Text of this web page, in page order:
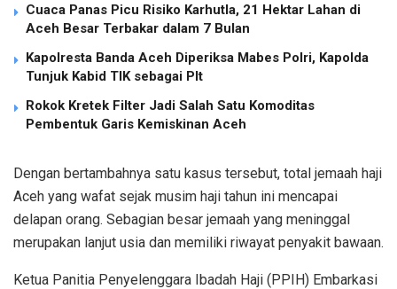
Cuaca Panas Picu Risiko Karhutla, 21 Hektar Lahan di
Aceh Besar Terbakar dalam 7 Bulan
Kapolresta Banda Aceh Diperiksa Mabes Polri, Kapolda
Tunjuk Kabid TIK sebagai Plt
Rokok Kretek Filter Jadi Salah Satu Komoditas
Pembentuk Garis Kemiskinan Aceh
Dengan bertambahnya satu kasus tersebut, total jemaah haji
Aceh yang wafat sejak musim haji tahun ini mencapai
delapan orang. Sebagian besar jemaah yang meninggal
merupakan lanjut usia dan memiliki riwayat penyakit bawaan.
Ketua Panitia Penyelenggara Ibadah Haji (PPIH) Embarkasi